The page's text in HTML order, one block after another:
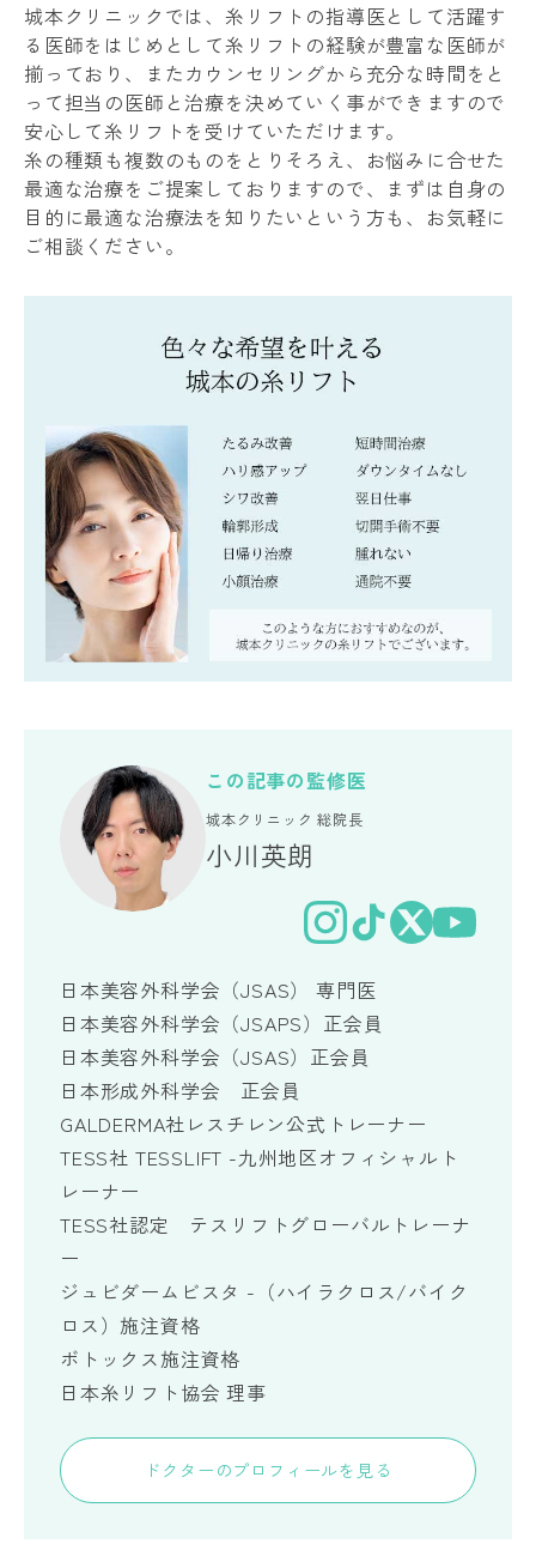
城本クリニックでは、糸リフトの指導医として活躍す
る医師をはじめとして糸リフトの経験が豊富な医師が
揃っており、またカウンセリングから充分な時間をと
って担当の医師と治療を決めていく事ができますので
安心して糸リフトを受けていただけます。
糸の種類も複数のものをとりそろえ、お悩みに合せた
最適な治療をご提案しておりますので、まずは自身の
目的に最適な治療法を知りたいという方も、お気軽に
ご相談ください。
この記事の監修医
城本クリニック 総院長
小川英朗
TikTok
日本美容外科学会（JSAS） 専門医
日本美容外科学会（JSAPS）正会員
日本美容外科学会（JSAS）正会員
日本形成外科学会 正会員
GALDERMA社レスチレン公式トレーナー
TESS社 TESSLIFT -九州地区オフィシャルト
レーナー
TESS社認定 テスリフトグローバルトレーナ
ー
ジュビダームビスタ -（ハイラクロス/バイク
ロス）施注資格
ボトックス施注資格
日本糸リフト協会 理事
ドクターのプロフィールを見る